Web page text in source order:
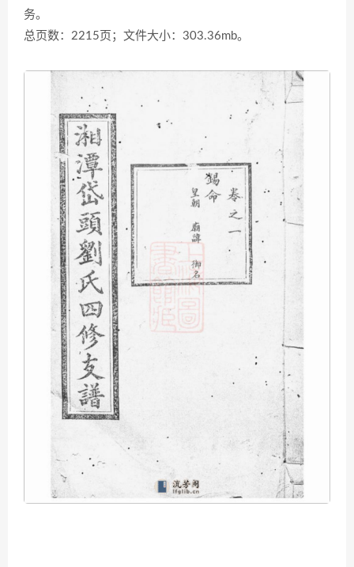
务。
总页数：2215页；文件大小：303.36mb。